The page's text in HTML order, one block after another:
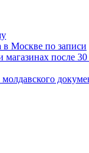
в Москве по записи
после 30